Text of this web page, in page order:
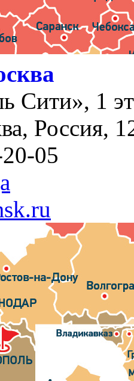
1
Россия,
05